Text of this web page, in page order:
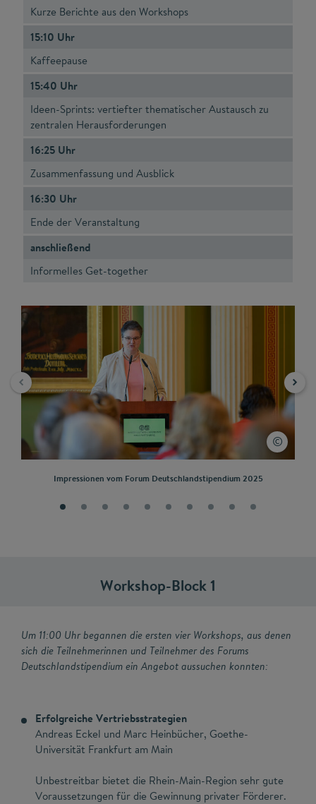
Kurze Berichte aus den Workshops
15:10 Uhr
Kaffeepause
15:40 Uhr
Ideen-Sprints: vertiefter thematischer Austausch zu
zentralen Herausforderungen
16:25 Uhr
Zusammenfassung und Ausblick
16:30 Uhr
Ende der Veranstaltung
anschließend
Informelles Get-together
Impressionen vom Forum Deutschlandstipendium 2025
Workshop-Block 1
Um 11:00 Uhr begannen die ersten vier Workshops, aus denen
sich die Teilnehmerinnen und Teilnehmer des Forums
Deutschlandstipendium ein Angebot aussuchen konnten:
Erfolgreiche Vertriebsstrategien
Andreas Eckel und Marc Heinbücher, Goethe-
Universität Frankfurt am Main
Unbestreitbar bietet die Rhein-Main-Region sehr gute
Voraussetzungen für die Gewinnung privater Förderer.